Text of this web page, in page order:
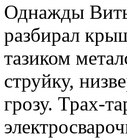
Однажды
разбирал
тазиком
струйку,
грозу. Трах-